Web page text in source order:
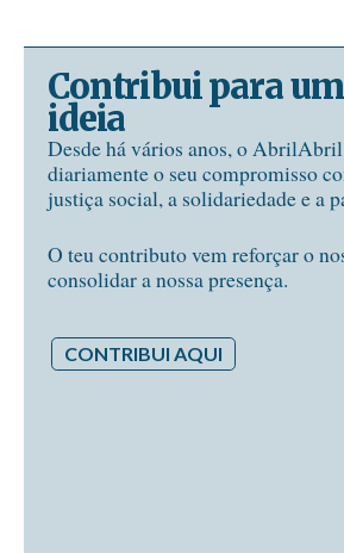
Contribui para
ideia
Desde há vários anos, o
diariamente o seu compromisso
justiça social, a solidariedade e a
O teu contributo vem reforçar o
consolidar a nossa presença.
CONTRIBUI AQUI